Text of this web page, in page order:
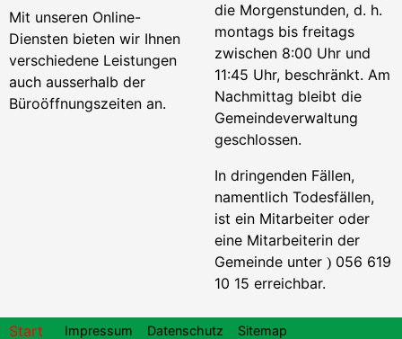
Mit unseren Online-
Diensten bieten wir Ihnen
verschiedene Leistungen
auch ausserhalb der
Büroöffnungszeiten an.
die Morgenstunden, d. h.
montags bis freitags
zwischen 8:00 Uhr und
11:45 Uhr, beschränkt. Am
Nachmittag bleibt die
Gemeindeverwaltung
geschlossen.
In dringenden Fällen,
namentlich Todesfällen,
ist ein Mitarbeiter oder
eine Mitarbeiterin der
Gemeinde unter ) 056 619
10 15 erreichbar.
Start Impressum Datenschutz Sitemap